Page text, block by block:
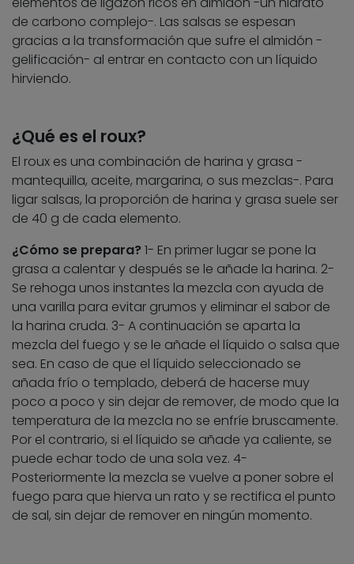
de carbono complejo-. Las salsas se espesan
gracias a la transformación que sufre el almidón -
gelificación- al entrar en contacto con un líquido
hirviendo.
¿Qué es el roux?
El roux es una combinación de harina y grasa -
mantequilla, aceite, margarina, o sus mezclas-. Para
ligar salsas, la proporción de harina y grasa suele ser
de 40 g de cada elemento.
¿Cómo se prepara? 1- En primer lugar se pone la
grasa a calentar y después se le añade la harina. 2-
Se rehoga unos instantes la mezcla con ayuda de
una varilla para evitar grumos y eliminar el sabor de
la harina cruda. 3- A continuación se aparta la
mezcla del fuego y se le añade el líquido o salsa que
sea. En caso de que el líquido seleccionado se
añada frío o templado, deberá de hacerse muy
poco a poco y sin dejar de remover, de modo que la
temperatura de la mezcla no se enfríe bruscamente.
Por el contrario, si el líquido se añade ya caliente, se
puede echar todo de una sola vez. 4-
Posteriormente la mezcla se vuelve a poner sobre el
fuego para que hierva un rato y se rectifica el punto
de sal, sin dejar de remover en ningún momento.